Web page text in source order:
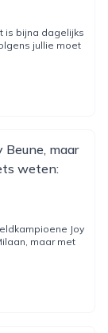
is bijna dagelijks
jullie moet
maar
weten:
Joy
maar met